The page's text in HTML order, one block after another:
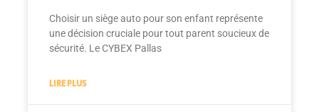
Choisir un siège auto pour son enfant représente
une décision cruciale pour tout parent soucieux de
sécurité. Le CYBEX Pallas
LIRE PLUS